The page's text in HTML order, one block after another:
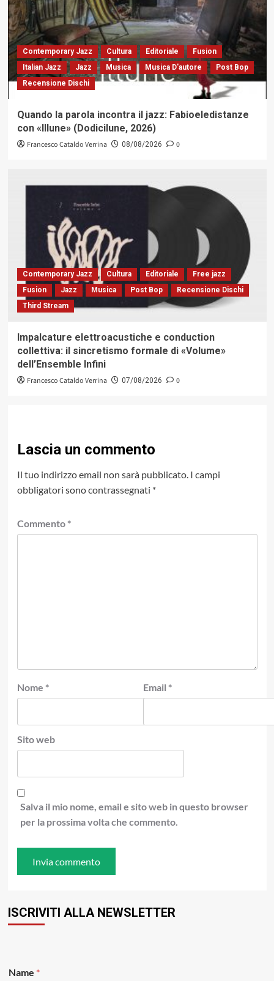
Contemporary Jazz Cultura Editoriale
Fusion
Italian Jazz
Jazz Musica Musica D'autore
Post Bop
Recensione Dischi
Quando la parola incontra il jazz: Fabioeledistanze
con «Illune» (Dodicilune, 2026)
Francesco Cataldo Verrina 08/08/2026 0
Contemporary Jazz Cultura Editoriale
Free jazz
Fusion
Jazz Musica Post Bop
Recensione Dischi
Third Stream
Impalcature elettroacustiche e conduction
collettiva: il sincretismo formale di «Volume»
dell’Ensemble Infini
Francesco Cataldo Verrina 07/08/2026 0
Lascia un commento
Il tuo indirizzo email non sarà pubblicato. I campi
obbligatori sono contrassegnati *
Commento *
Nome * Email *
Sito web
Salva il mio nome, email e sito web in questo browser
per la prossima volta che commento.
ISCRIVITI ALLA NEWSLETTER
E
Name *